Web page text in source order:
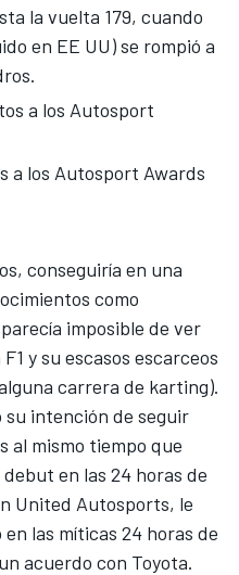
la vuelta 179, cuando
en EE UU) se rompió a
a los Autosport
a los Autosport Awards
conseguiría en una
como
imposible de ver
y su escasos escarceos
carrera de karting).
su intención de seguir
al mismo tiempo que
en las 24 horas de
United Autosports, le
las míticas 24 horas de
acuerdo con Toyota.